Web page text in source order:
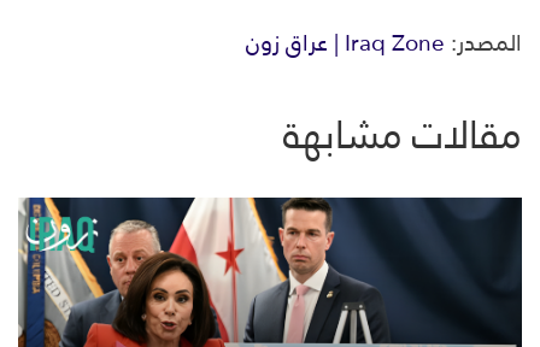
المصدر:Iraq Zone | عراق زون
مقالات مشابهة